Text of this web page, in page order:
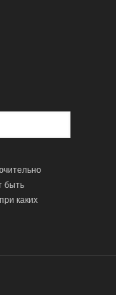
быть
каких